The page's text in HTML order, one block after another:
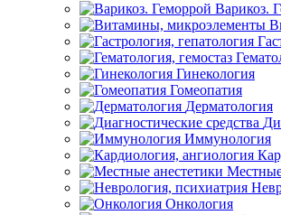
Варикоз.
Гинекология
Гомеопатия
Дерматология
Иммунология
Онкология